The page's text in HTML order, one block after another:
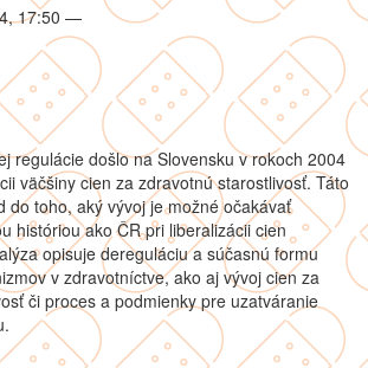
17:50 —
regulácie došlo na Slovensku v rokoch 2004
väčšiny cien za zdravotnú starostlivosť. Táto
do toho, aký vývoj je možné očakávať
históriou ako ČR pri liberalizácii cien
opisuje dereguláciu a súčasnú formu
v zdravotníctve, ako aj vývoj cien za
či proces a podmienky pre uzatváranie